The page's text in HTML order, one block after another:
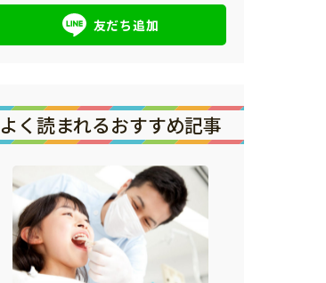
友だち追加
よく読まれるおすすめ記事